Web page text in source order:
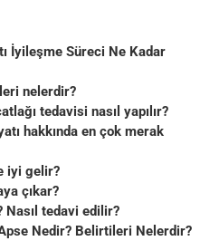
İyileşme Süreci Ne Kadar
nelerdir?
tedavisi nasıl yapılır?
hakkında en çok merak
iyi gelir?
çıkar?
Nasıl tedavi edilir?
Nedir? Belirtileri Nelerdir?